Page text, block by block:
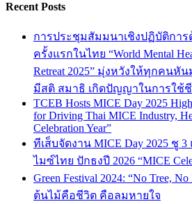
Recent Posts
การประชุมสัมมนาเชิงปฏิบัติกา
ครั้งแรกในไทย “World Mental
Retreat 2025” มุ่งหวังให้ทุกคน
มีสติ สมาธิ เกิดปัญญาในการใช้
TCEB Hosts MICE Day 2025
for Driving Thai MICE Industry,
Celebration Year”
ทีเส็บจัดงาน MICE Day 2025 ชู
ไมซ์ไทย ปักธงปี 2026 “MICE
Green Festival 2024: “No Tree,
ต้นไม้คือชีวิต คือลมหายใจ